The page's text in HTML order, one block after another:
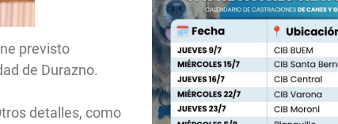
previsto
de Durazno.
detalles, como